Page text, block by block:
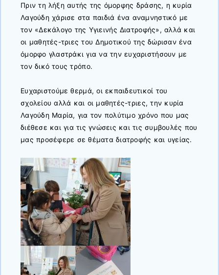
Πριν τη λήξη αυτής της όμορφης δράσης, η κυρία
Λαγούδη χάρισε στα παιδιά ένα αναμνηστικό με
τον «Δεκάλογο της Υγιεινής Διατροφής», αλλά και
οι μαθητές-τριες του Δημοτικού της δώρισαν ένα
όμορφο γλαστράκι για να την ευχαριστήσουν με
τον δικό τους τρόπο.
Ευχαριστούμε θερμά, οι εκπαιδευτικοί του
σχολείου αλλά και οι μαθητές-τριες, την κυρία
Λαγούδη Μαρία, για τον πολύτιμο χρόνο που μας
διέθεσε και για τις γνώσεις και τις συμβουλές που
μας προσέφερε σε θέματα διατροφής και υγείας.